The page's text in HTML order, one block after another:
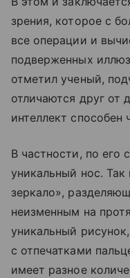
зрения, которое с
все операции и
подверженных
отметил ученый,
отличаются друг от
интеллект способен
В частности, по его
уникальный нос.
зеркало»,
неизменным на
уникальный
с отпечатками
имеет разное